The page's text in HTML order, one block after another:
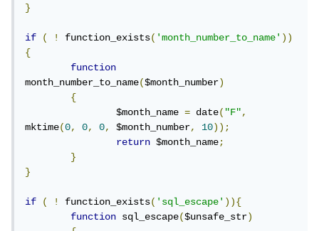
}
if ( ! function_exists('month_number_to_name'))
{
function
month_number_to_name($month_number)
{
		$month_name
= date("F",
mktime(0, 0, 0, $month_number, 10));
return $month_name;
}
}
if ( ! function_exists('sql_escape')){
function sql_escape($unsafe_str)